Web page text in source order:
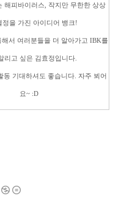
해피바이러스, 작지만 무한한 상상
정을 가진 아이디어 뱅크!
해서 여러분들을 더 알아가고 IBK를
리고 싶은 김효정입니다.
동 기대하셔도 좋습니다. 자주 뵈어
요~ :D